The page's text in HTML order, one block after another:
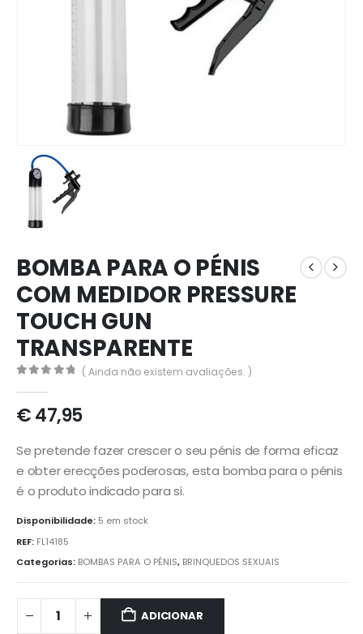
BOMBA PARA O PÉNIS
COM MEDIDOR PRESSURE
TOUCH GUN
TRANSPARENTE
( Ainda não existem avaliações. )
€47,95
Se pretende fazer crescer o seu pénis de forma eficaz
e obter erecções poderosas, esta bomba para o pénis
é o produto indicado para si.
Disponibilidade: 5 em stock
REF: FL14185
Categorias: BOMBAS PARA O PÉNIS, BRINQUEDOS SEXUAIS
ADICIONAR